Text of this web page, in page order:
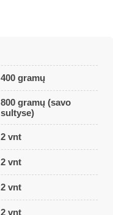
400 gramų
800 gramų (savo
sultyse)
2 vnt
2 vnt
2 vnt
2 vnt